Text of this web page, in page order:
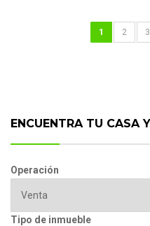
1 2 3
ENCUENTRA TU CASA
Operación
Tipo de inmueble